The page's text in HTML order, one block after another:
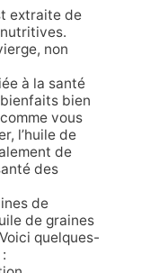
extraite de
non
à la santé
bien
vous
l’huile de
de
des
de
de graines
quelques-